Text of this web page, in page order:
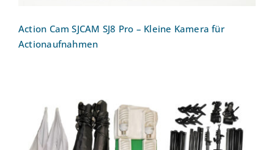
Action Cam SJCAM SJ8 Pro – Kleine Kamera für
Actionaufnahmen